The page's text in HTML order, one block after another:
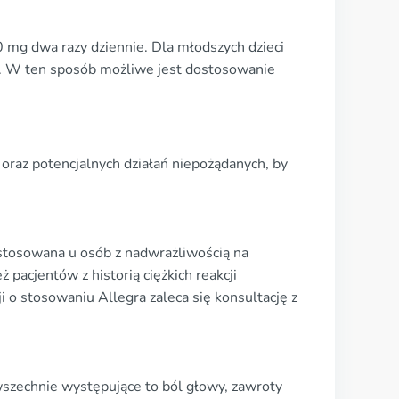
dwa razy dziennie. Dla młodszych dzieci
W ten sposób możliwe jest dostosowanie
potencjalnych działań niepożądanych, by
u osób z nadwrażliwością na
pacjentów z historią ciężkich reakcji
o stosowaniu Allegra zaleca się konsultację z
występujące to ból głowy, zawroty